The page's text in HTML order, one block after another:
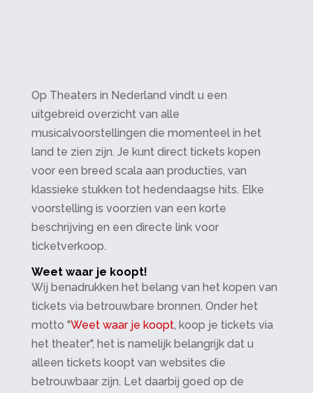
Op Theaters in Nederland vindt u een
uitgebreid overzicht van alle
musicalvoorstellingen die momenteel in het
land te zien zijn. Je kunt direct tickets kopen
voor een breed scala aan producties, van
klassieke stukken tot hedendaagse hits. Elke
voorstelling is voorzien van een korte
beschrijving en een directe link voor
ticketverkoop.
Weet waar je koopt!
Wij benadrukken het belang van het kopen van
tickets via betrouwbare bronnen. Onder het
motto "Weet waar je koopt, koop je tickets via
het theater", het is namelijk belangrijk dat u
alleen tickets koopt van websites die
betrouwbaar zijn. Let daarbij goed op de